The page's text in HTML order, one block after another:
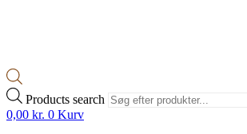
Products search
0,00 kr. 0 Kurv